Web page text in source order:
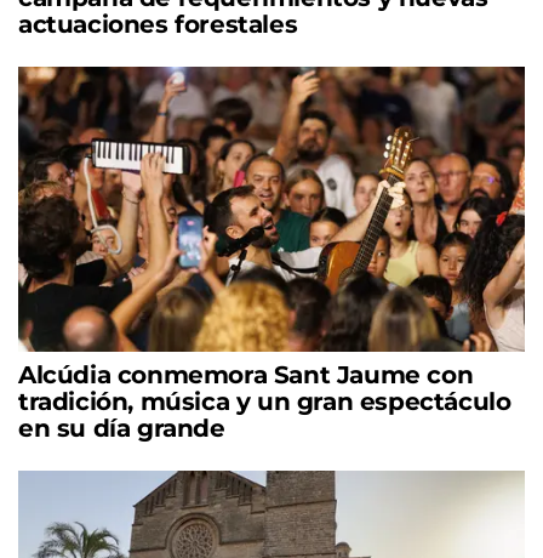
actuaciones forestales
Alcúdia conmemora Sant Jaume con
tradición, música y un gran espectáculo
en su día grande